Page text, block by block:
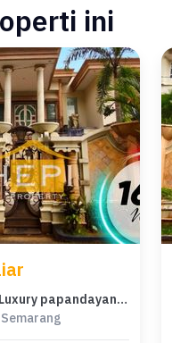
ini
Rumah Area Luxury papandayan, Semarang - Harga Menarik 16 Miliar